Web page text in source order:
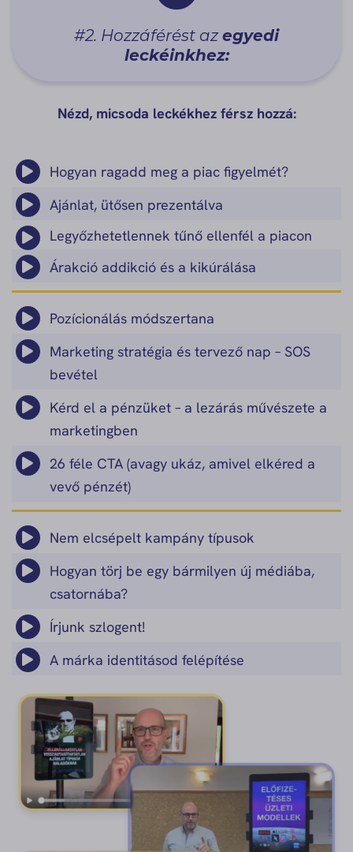
#2. Hozzáférést azegyedi
leckéinkhez:
Nézd, micsoda leckékhez férsz hozzá:
Hogyan ragadd meg a piac figyelmét?
Ajánlat, ütősen prezentálva
Legyőzhetetlennek tűnő ellenfél a piacon
Árakció addikció és a kikúrálása
Pozícionálás módszertana
Marketing stratégia és tervező nap – SOS
bevétel
Kérd el a pénzüket – a lezárás művészete a
marketingben
26 féle CTA (avagy ukáz, amivel elkéred a
vevő pénzét)
Nem elcsépelt kampány típusok
Hogyan törj be egy bármilyen új médiába,
csatornába?
Írjunk szlogent!
A márka identitásod felépítése